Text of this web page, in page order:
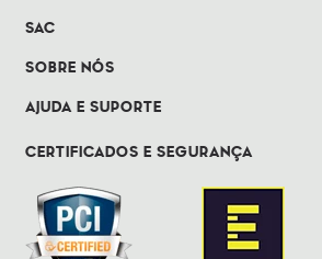
SAC
SOBRE NÓS
AJUDA E SUPORTE
CERTIFICADOS E SEGURANÇA